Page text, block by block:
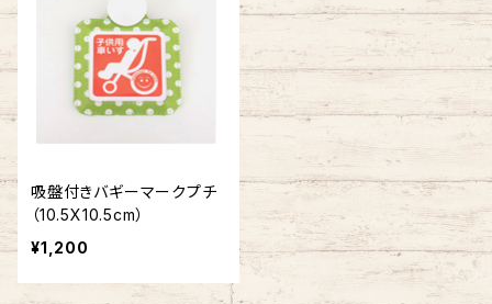
吸盤付きバギーマークプチ
（10.5X10.5cm）
¥1,200